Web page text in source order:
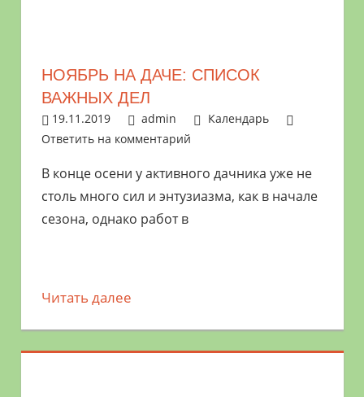
НОЯБРЬ НА ДАЧЕ: СПИСОК
ВАЖНЫХ ДЕЛ
19.11.2019 admin
Календарь
Ответить на комментарий
В конце осени у активного дачника уже не
столь много сил и энтузиазма, как в начале
сезона, однако работ в
Читать далее